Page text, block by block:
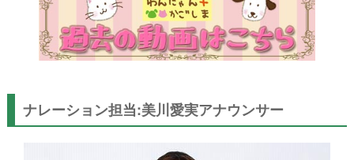
ナレーション担当:美川愛実アナウンサー